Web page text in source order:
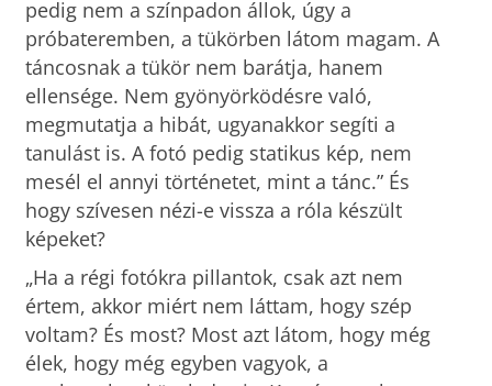
pedig nem a színpadon állok, úgy a
próbateremben, a tükörben látom magam. A
táncosnak a tükör nem barátja, hanem
ellensége. Nem gyönyörködésre való,
megmutatja a hibát, ugyanakkor segíti a
tanulást is. A fotó pedig statikus kép, nem
mesél el annyi történetet, mint a tánc.” És
hogy szívesen nézi-e vissza a róla készült
képeket?
„Ha a régi fotókra pillantok, csak azt nem
értem, akkor miért nem láttam, hogy szép
voltam? És most? Most azt látom, hogy még
élek, hogy még egyben vagyok, a